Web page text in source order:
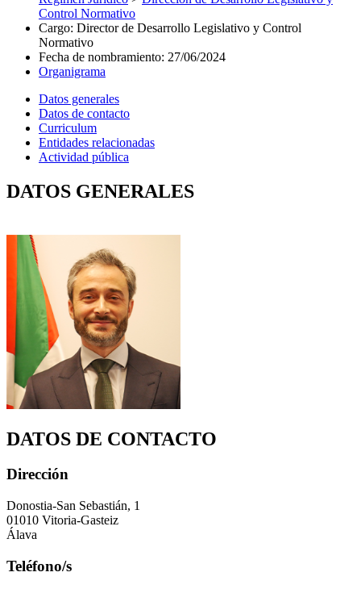
Control Normativo
Cargo: Director de Desarrollo Legislativo y Control
Normativo
Fecha de nombramiento: 27/06/2024
Organigrama
Datos generales
Datos de contacto
Curriculum
Entidades relacionadas
Actividad pública
DATOS GENERALES
DATOS DE CONTACTO
Dirección
Donostia-San Sebastián, 1
01010 Vitoria-Gasteiz
Álava
Teléfono/s